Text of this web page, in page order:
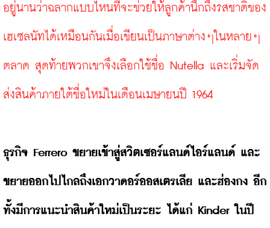
อยู่นานว่าฉลากแบบไหนที่จะช่วยให้ลูกค้านึกถึงรสชาติของ
เฮเซลนัทได้เหมือนกันเมื่อเขียนเป็นภาษาต่างๆในหลายๆ
ตลาด สุดท้ายพวกเขาจึงเลือกใช้ชื่อ Nutella และเริ่มจัด
ส่งสินค้าภายใต้ชื่อใหม่ในเดือนเมษายนปี 1964
ธุรกิจ Ferrero ขยายเข้าสู่สวิตเซอร์แลนด์ไอร์แลนด์ และ
ขยายออกไปไกลถึงเอกวาดอร์ออสเตรเลีย และฮ่องกง อีก
ทั้งมีการแนะนำสินค้าใหม่เป็นระยะ ได้แก่ Kinder ในปี